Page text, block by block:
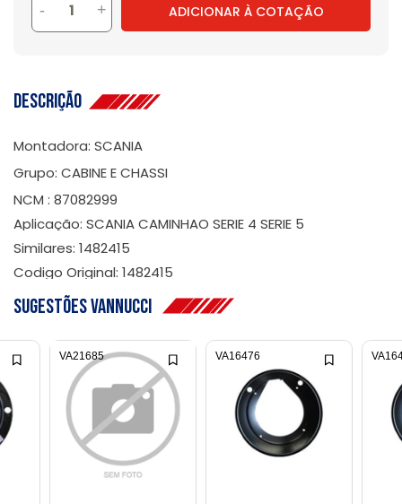
- + ADICIONAR À COTAÇÃO
Descrição
Montadora: SCANIA
Grupo: CABINE E CHASSI
NCM : 87082999
Aplicação: SCANIA CAMINHAO SERIE 4 SERIE 5
Similares: 1482415
Codigo Original: 1482415
Sugestões Vannucci
VA21685 VA16476